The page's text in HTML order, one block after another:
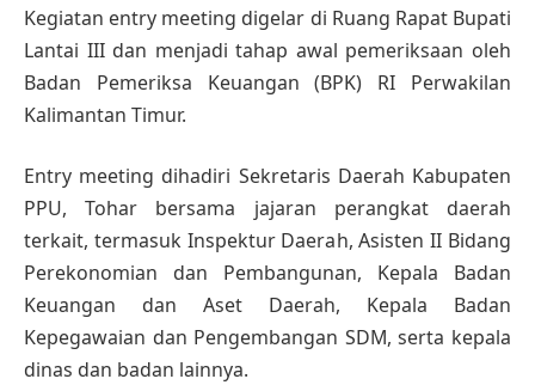
Kegiatan entry meeting digelar di Ruang Rapat Bupati
Lantai III dan menjadi tahap awal pemeriksaan oleh
Badan Pemeriksa Keuangan (BPK) RI Perwakilan
Kalimantan Timur.
Entry meeting dihadiri Sekretaris Daerah Kabupaten
PPU, Tohar bersama jajaran perangkat daerah
terkait, termasuk Inspektur Daerah, Asisten II Bidang
Perekonomian dan Pembangunan, Kepala Badan
Keuangan dan Aset Daerah, Kepala Badan
Kepegawaian dan Pengembangan SDM, serta kepala
dinas dan badan lainnya.